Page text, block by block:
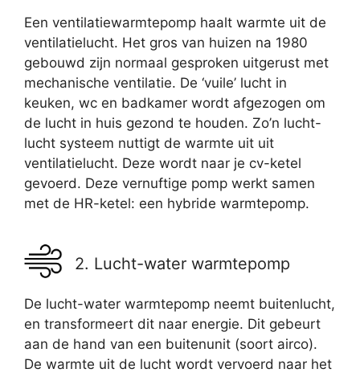
Een ventilatiewarmtepomp haalt warmte uit de
ventilatielucht. Het gros van huizen na 1980
gebouwd zijn normaal gesproken uitgerust met
mechanische ventilatie. De ‘vuile’ lucht in
keuken, wc en badkamer wordt afgezogen om
de lucht in huis gezond te houden. Zo’n lucht-
lucht systeem nuttigt de warmte uit uit
ventilatielucht. Deze wordt naar je cv-ketel
gevoerd. Deze vernuftige pomp werkt samen
met de HR-ketel: een hybride warmtepomp.
2. Lucht-water warmtepomp
De lucht-water warmtepomp neemt buitenlucht,
en transformeert dit naar energie. Dit gebeurt
aan de hand van een buitenunit (soort airco).
De warmte uit de lucht wordt vervoerd naar het